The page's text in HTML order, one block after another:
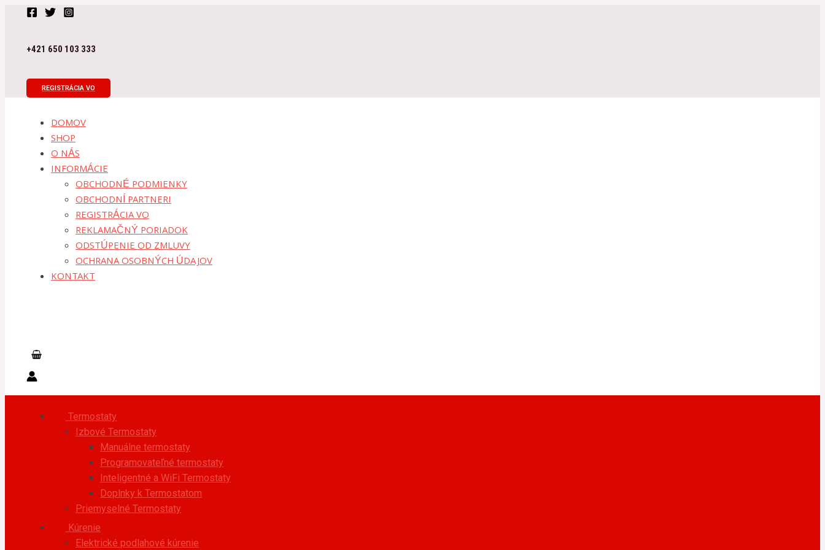
Preskočiť
+421 650 103 333
REGISTRÁCIA VO
DOMOV
SHOP
O NÁS
INFORMÁCIE
OBCHODNÉ PODMIENKY
OBCHODNÍ PARTNERI
REGISTRÁCIA VO
REKLAMAČNÝ PORIADOK
ODSTÚPENIE OD ZMLUVY
OCHRANA OSOBNÝCH ÚDAJOV
KONTAKT
Termostaty
Izbové Termostaty
Manuálne termostaty
Programovateľné termostaty
Inteligentné a WiFi Termostaty
Doplnky k Termostatom
Priemyselné Termostaty
Kúrenie
Elektrické podlahové kúrenie